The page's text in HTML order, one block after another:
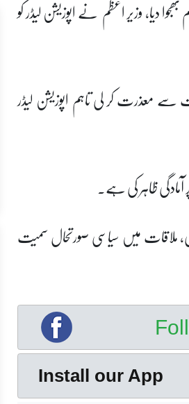
دیا، وزیر اعظم نے اپوزیشن لیڈر کو
سے معذرت کر لی تاہم اپوزیشن لیڈر
آمادگی ظاہر کی ہے۔
ملاقات میں سیاسی صورتحال سمیت
Install our App